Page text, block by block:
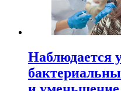
Наблюдается